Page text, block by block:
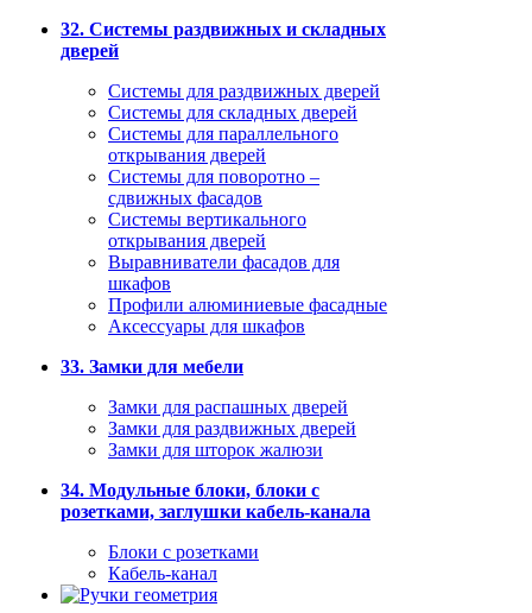
32. Системы раздвижных и складных
дверей
Системы для раздвижных дверей
Системы для складных дверей
Системы для параллельного
открывания дверей
Системы для поворотно –
сдвижных фасадов
Системы вертикального
открывания дверей
Выравниватели фасадов для
шкафов
Профили алюминиевые фасадные
Аксессуары для шкафов
33. Замки для мебели
Замки для распашных дверей
Замки для раздвижных дверей
Замки для шторок жалюзи
34. Модульные блоки, блоки с
розетками, заглушки кабель-канала
Блоки с розетками
Кабель-канал